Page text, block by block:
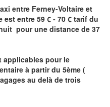
entre Ferney-Voltaire et
est entre 59 € - 70 € tarif du
pour une distance de 37
applicables pour le
à partir du 5ème (
au delà de trois